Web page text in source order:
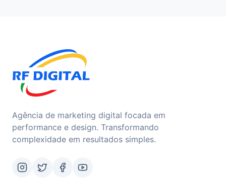
Agência de marketing digital focada em
performance e design. Transformando
complexidade em resultados simples.